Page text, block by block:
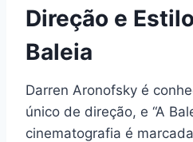
Direção e
Baleia
Darren Aronofsky é
único de direção, e “A
cinematografia é